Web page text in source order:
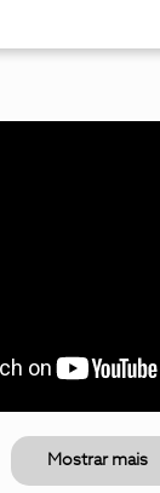
Mostrar mais